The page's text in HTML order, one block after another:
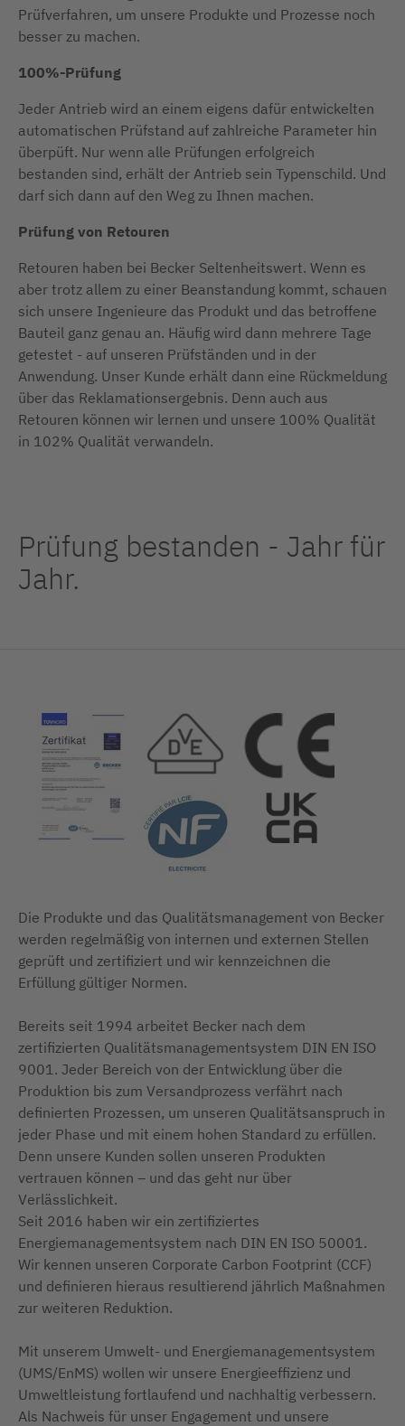
Prüfverfahren, um unsere Produkte und Prozesse noch
besser zu machen.
100%-Prüfung
Jeder Antrieb wird an einem eigens dafür entwickelten
automatischen Prüfstand auf zahlreiche Parameter hin
überpüft. Nur wenn alle Prüfungen erfolgreich
bestanden sind, erhält der Antrieb sein Typenschild. Und
darf sich dann auf den Weg zu Ihnen machen.
Prüfung von Retouren
Retouren haben bei Becker Seltenheitswert. Wenn es
aber trotz allem zu einer Beanstandung kommt, schauen
sich unsere Ingenieure das Produkt und das betroffene
Bauteil ganz genau an. Häufig wird dann mehrere Tage
getestet - auf unseren Prüfständen und in der
Anwendung. Unser Kunde erhält dann eine Rückmeldung
über das Reklamationsergebnis. Denn auch aus
Retouren können wir lernen und unsere 100% Qualität
in 102% Qualität verwandeln.
Prüfung bestanden - Jahr für
Jahr.
Die Produkte und das Qualitätsmanagement von Becker
werden regelmäßig von internen und externen Stellen
geprüft und zertifiziert und wir kennzeichnen die
Erfüllung gültiger Normen.
Bereits seit 1994 arbeitet Becker nach dem
zertifizierten Qualitätsmanagementsystem DIN EN ISO
9001. Jeder Bereich von der Entwicklung über die
Produktion bis zum Versandprozess verfährt nach
definierten Prozessen, um unseren Qualitätsanspruch in
jeder Phase und mit einem hohen Standard zu erfüllen.
Denn unsere Kunden sollen unseren Produkten
vertrauen können – und das geht nur über
Verlässlichkeit.
Seit 2016 haben wir ein zertifiziertes
Energiemanagementsystem nach DIN EN ISO 50001.
Wir kennen unseren Corporate Carbon Footprint (CCF)
und definieren hieraus resultierend jährlich Maßnahmen
zur weiteren Reduktion.
Mit unserem Umwelt- und Energiemanagementsystem
(UMS/EnMS) wollen wir unsere Energieeffizienz und
Umweltleistung fortlaufend und nachhaltig verbessern.
Als Nachweis für unser Engagement und unsere